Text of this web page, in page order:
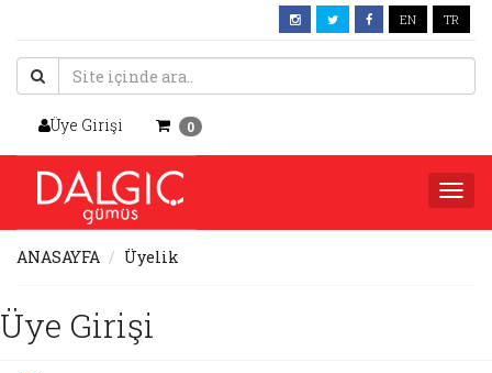
TR
EN
Üye Girişi 0
ANASAYFA Üyelik
Üye Girişi